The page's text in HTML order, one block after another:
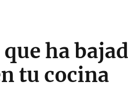
ha
tu cocina